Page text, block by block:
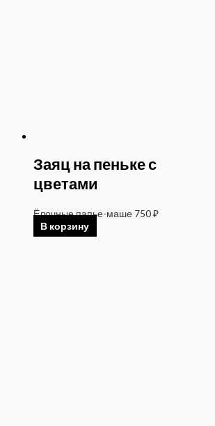
Заяц на пеньке с
цветами
Ёлочные папье-маше 750₽
В корзину